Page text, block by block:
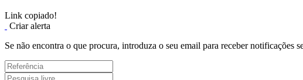
Link copiado!
Criar alerta
Se não encontra o que procura, introduza o seu email para receber notificações